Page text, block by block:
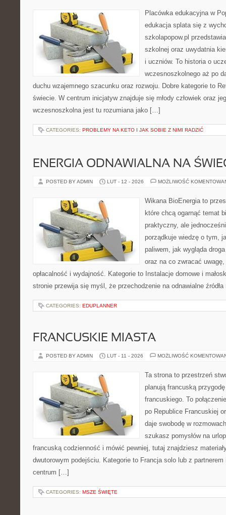
Placówka edukacyjna w
edukacja splata się z
szkolapopow.pl
szkolnej oraz uwydatnia
i uczniów. To historia o
wczesnoszkolnego aż po
duchu wzajemnego szacunku oraz rozwoju. Dobre kategorie to
świecie. W centrum inicjatyw znajduje się młody człowiek oraz
wczesnoszkolna jest tu rozumiana jako […]
CATEGORIES: PROBLEMY NA KETO I JAK SOBIE Z NIMI RADZIĆ
ENERGIA ODNAWIALNA NA
POSTED BY ADMIN LUT - 12 - 2026 MOŻLIWOŚĆ
Wikana BioEnergia to
które chcą ogarnąć temat
praktyczny, ale
porządkuje wiedzę o tym,
paliwem, jak wygląda
oraz na co zwracać
opłacalność i wydajność. Kategorie to Instalacje domowe i
stronie przewija się myśl, że przechodzenie na odnawialne
CATEGORIES: EDUPLANNER
FRANCUSKIE MIASTA
POSTED BY ADMIN LUT - 11 - 2026 MOŻLIWOŚĆ
Ta strona to przestrzeń
planują francuską
francuskiego. To
po Republice Francuskiej
daje swobodę w
szukasz pomysłów na
francuską codzienność i mówić pewniej, tutaj znajdziesz
dwutorowym podejściu. Kategorie to Francja solo lub z
centrum […]
CATEGORIES: MSZE ŚWIĘTE